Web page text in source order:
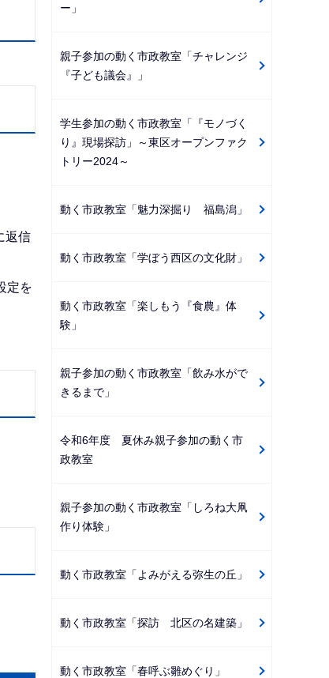
返信
定を
ー」
親子参加の動く市政教室「チャレンジ
『子ども議会』」
学生参加の動く市政教室「『モノづく
り』現場探訪」～東区オープンファク
トリー2024～
動く市政教室「魅力深掘り 福島潟」
動く市政教室「学ぼう西区の文化財」
動く市政教室「楽しもう『食農』体
験」
親子参加の動く市政教室「飲み水がで
きるまで」
令和6年度 夏休み親子参加の動く市
政教室
親子参加の動く市政教室「しろね大凧
作り体験」
動く市政教室「よみがえる弥生の丘」
動く市政教室「探訪 北区の名建築」
動く市政教室「春呼ぶ雛めぐり」